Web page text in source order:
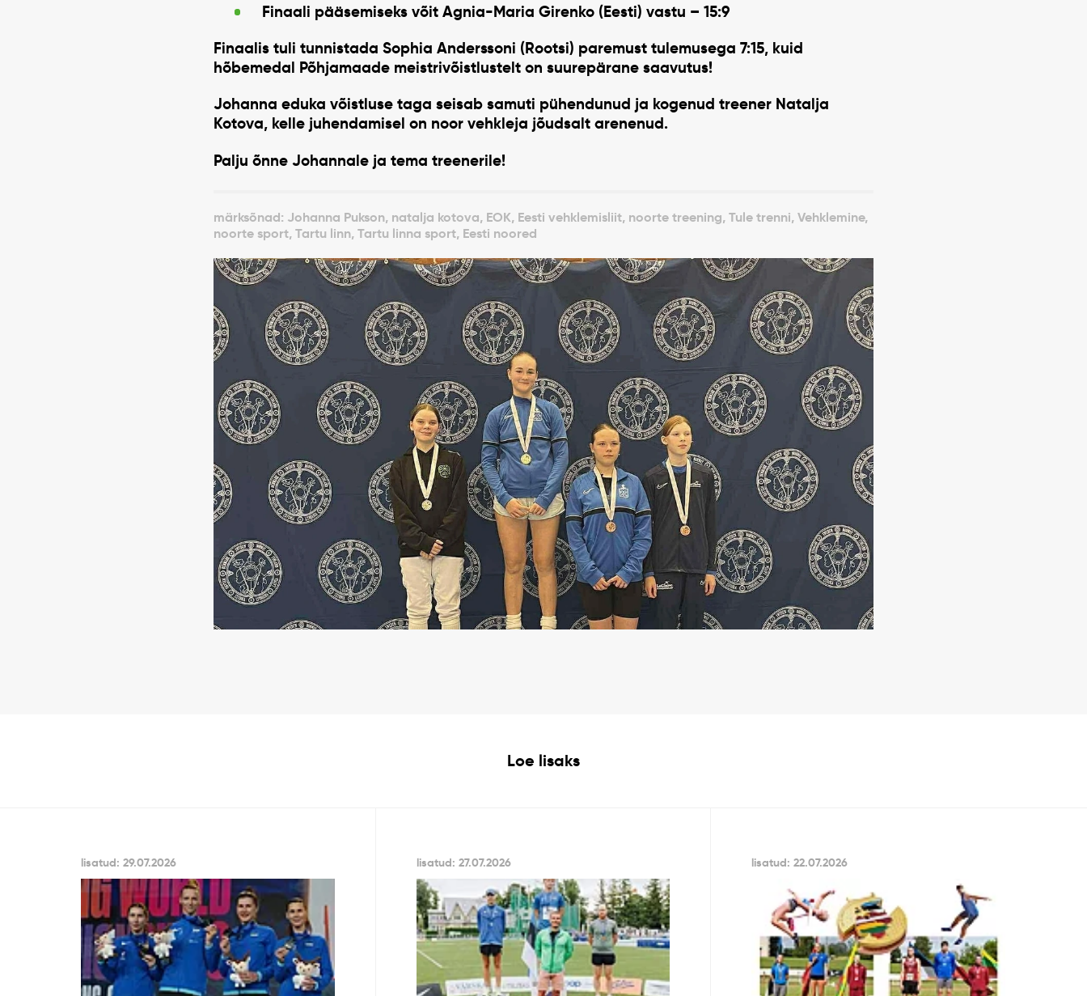
Finaali pääsemiseks võit Agnia-Maria Girenko (Eesti) vastu – 15:9
Finaalis tuli tunnistada Sophia Anderssoni (Rootsi) paremust tulemusega 7:15, kuid
hõbemedal Põhjamaade meistrivõistlustelt on suurepärane saavutus!
Johanna eduka võistluse taga seisab samuti pühendunud ja kogenud treener Natalja
Kotova, kelle juhendamisel on noor vehkleja jõudsalt arenenud.
Palju õnne Johannale ja tema treenerile!
märksõnad: Johanna Pukson, natalja kotova, EOK, Eesti vehklemisliit, noorte treening, Tule trenni, Vehklemine,
noorte sport, Tartu linn, Tartu linna sport, Eesti noored
Loe lisaks
lisatud: 29.07.2026 lisatud: 27.07.2026 lisatud: 22.07.2026